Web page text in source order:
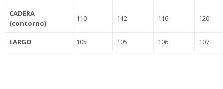
CADERA
(contorno)
110 112 116 120
LARGO 105 105 106 107